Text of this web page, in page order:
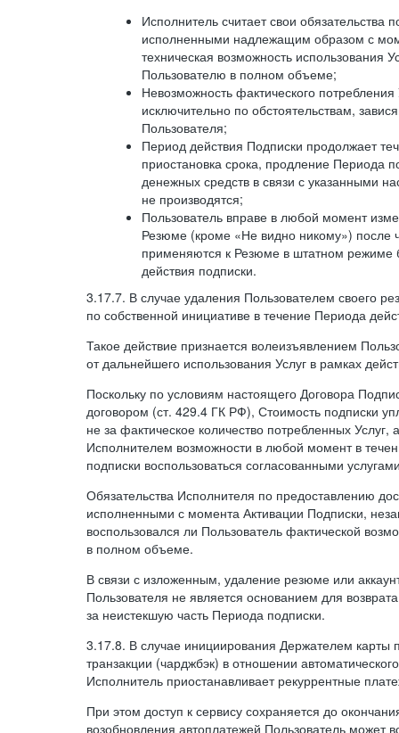
Исполнитель считает свои обязательства
исполненными надлежащим образом с
техническая возможность использования
Пользователю в полном объеме;
Невозможность фактического потребления
исключительно по обстоятельствам,
Пользователя;
Период действия Подписки продолжает
приостановка срока, продление Периода
денежных средств в связи с указанными
не производятся;
Пользователь вправе в любой момент
Резюме (кроме «Не видно никому») после
применяются к Резюме в штатном режиме
действия подписки.
3.17.7. В случае удаления Пользователем своего
по собственной инициативе в течение Периода
Такое действие признается волеизъявлением
от дальнейшего использования Услуг в рамках
Поскольку по условиям настоящего Договора
договором (ст. 429.4 ГК РФ), Стоимость подписки
не за фактическое количество потребленных Услуг,
Исполнителем возможности в любой момент в
подписки воспользоваться согласованными
Обязательства Исполнителя по предоставлению
исполненными с момента Активации Подписки,
воспользовался ли Пользователь фактической
в полном объеме.
В связи с изложенным, удаление резюме или
Пользователя не является основанием для
за неистекшую часть Периода подписки.
3.17.8. В случае инициирования Держателем карты
транзакции (чарджбэк) в отношении
Исполнитель приостанавливает рекуррентные
При этом доступ к сервису сохраняется до
возобновления автоплатежей Пользователь может